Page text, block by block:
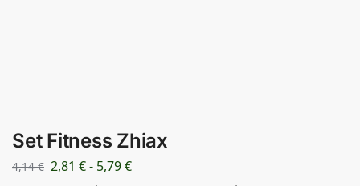
Set Fitness Zhiax
4,14€ 2,81 €- 5,79€